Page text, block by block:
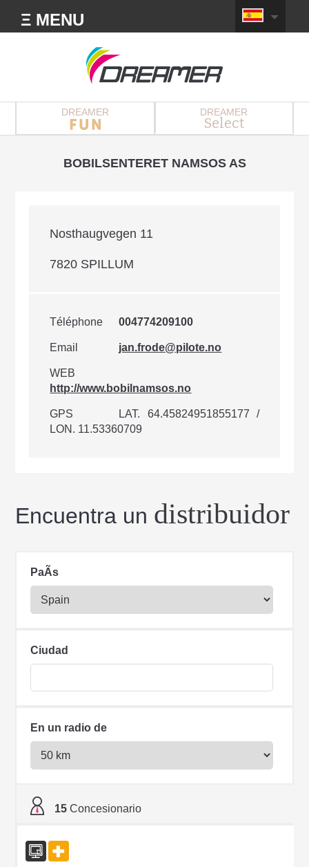
Ξ MENU
DREAMER DREAMER
Select
BOBILSENTERET NAMSOS AS
Nosthaugvegen 11
7820 SPILLUM
Téléphone 004774209100
Email jan.frode@pilote.no
WEB
http://www.bobilnamsos.no
GPS
LAT. 64.45824951855177 /
LON. 11.53360709
Encuentra un distribuidor
PaÃ­s
Ciudad
En un radio de
15 Concesionario